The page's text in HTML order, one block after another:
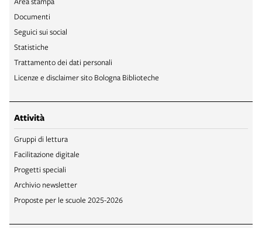
Documenti
Seguici sui social
Statistiche
Trattamento dei dati personali
Licenze e disclaimer sito Bologna Biblioteche
Attività
Gruppi di lettura
Facilitazione digitale
Progetti speciali
Archivio newsletter
Proposte per le scuole 2025-2026